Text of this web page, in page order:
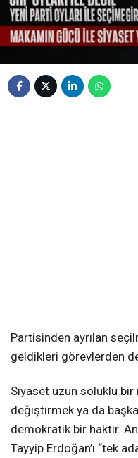
Partisinden ayrılan
geldikleri görevlerden
Siyaset uzun soluklu
değiştirmek ya da
demokratik bir haktır.
Tayyip Erdoğan’ı “tek